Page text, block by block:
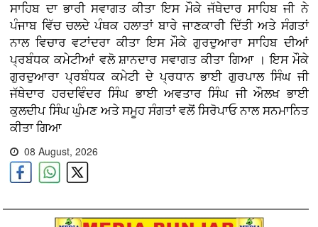
ਸਾਹਿਬ ਦਾ ਭਾਰੀ ਸਵਾਗਤ ਕੀਤਾ ਇਸ ਮੌਕੇ ਜੱਥੇਦਾਰ ਸਾਹਿਬ ਜੀ ਨੇ
ਪੰਜਾਬ ਵਿੱਚ ਚਲਦੇ ਪੰਥਕ ਹਲਾਤਾਂ ਬਾਰੇ ਜਾਣਕਾਰੀ ਦਿੱਤੀ ਅਤੇ ਸੰਗਤਾਂ
ਨਾਲ ਵਿਚਾਰ ਵਟਾਂਦਰਾ ਕੀਤਾ ਇਸ ਮੌਕੇ ਗੁਰਦੁਆਰਾ ਸਾਹਿਬ ਦੀਆਂ
ਪ੍ਰਬੰਧਕ ਕਮੇਟੀਆਂ ਵਲੋ ਸ਼ਾਨਦਾਰ ਸਵਾਗਤ ਕੀਤਾ ਗਿਆ । ਇਸ ਮੌਕੇ
ਗੁਰਦੁਆਰਾ ਪ੍ਰਬੰਧਕ ਕਮੇਟੀ ਦੇ ਪ੍ਰਧਾਨ ਭਾਈ ਗੁਰਪਾਲ ਸਿੰਘ ਜੀ
ਜੱਥੇਦਾਰ ਹਰਦਵਿੰਦਰ ਸਿੰਘ ਭਾਈ ਅਵਤਾਰ ਸਿੰਘ ਜੀ ਔਲਖ ਭਾਈ
ਕੁਲਦੀਪ ਸਿੰਘ ਘੁੰਮਣ ਅਤੇ ਸਮੂਹ ਸੰਗਤਾਂ ਵਲੋਂ ਸਿਰੋਪਾਓ ਨਾਲ ਸਨਮਾਨਿਤ
ਕੀਤਾ ਗਿਆ
08 August, 2026